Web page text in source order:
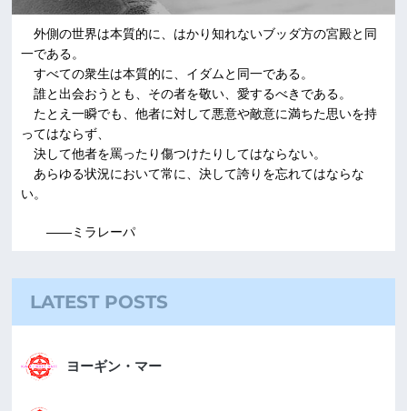
外側の世界は本質的に、はかり知れないブッダ方の宮殿と同
一である。
すべての衆生は本質的に、イダムと同一である。
誰と出会おうとも、その者を敬い、愛するべきである。
たとえ一瞬でも、他者に対して悪意や敵意に満ちた思いを持
ってはならず、
決して他者を罵ったり傷つけたりしてはならない。
あらゆる状況において常に、決して誇りを忘れてはならな
い。
――ミラレーパ
LATEST POSTS
ヨーギン・マー